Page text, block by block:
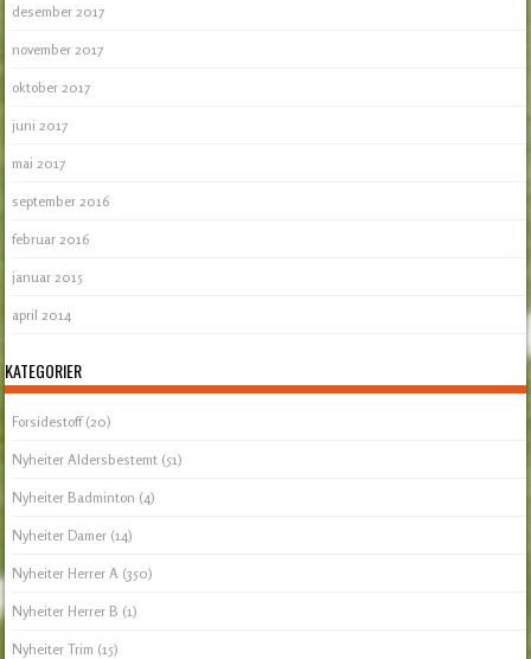
desember 2017
november 2017
oktober 2017
juni 2017
mai 2017
september 2016
februar 2016
januar 2015
april 2014
KATEGORIER
Forsidestoff(20)
Nyheiter Aldersbestemt (51)
Nyheiter Badminton (4)
Nyheiter Damer (14)
Nyheiter Herrer A (350)
Nyheiter Herrer B (1)
Nyheiter Trim (15)